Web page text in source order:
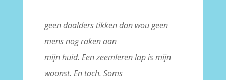
geen daalders tikken dan wou geen
mens nog raken aan
mijn huid. Een zeemleren lap is mijn
woonst. En toch. Soms